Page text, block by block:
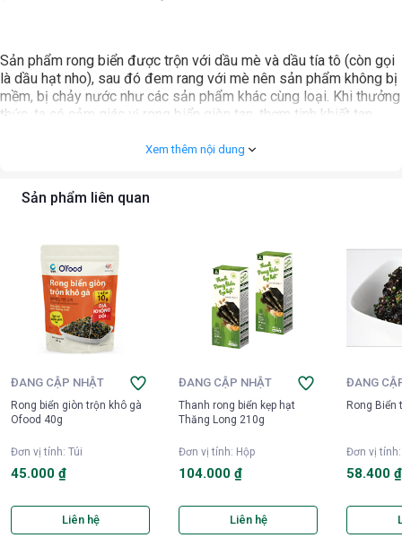
Sản phẩm rong biển được trộn với dầu mè và dầu tía tô (còn gọi
là dầu hạt nho), sau đó đem rang với mè nên sản phẩm không bị
mềm, bị chảy nước như các sản phẩm khác cùng loại. Khi thưởng
thức, ta có cảm giác vị rong biển giòn tan, thơm tinh khiết tan
Xem thêm nội dung
Sản phẩm liên quan
ĐANG CẬP NHẬT
Rong biển giòn trộn khô gà
Ofood 40g
Đơn vị tính: Túi
45.000 ₫
Liên hệ
ĐANG CẬP NHẬT
Thanh rong biển kẹp hạt
Thăng Long 210g
Đơn vị tính: Hộp
104.000 ₫
Liên hệ
ĐANG
Rong
Đơn vị tính
58.400 ₫